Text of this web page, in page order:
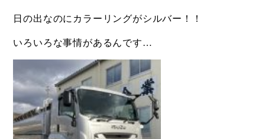
日の出なのにカラーリングがシルバー！！
いろいろな事情があるんです…